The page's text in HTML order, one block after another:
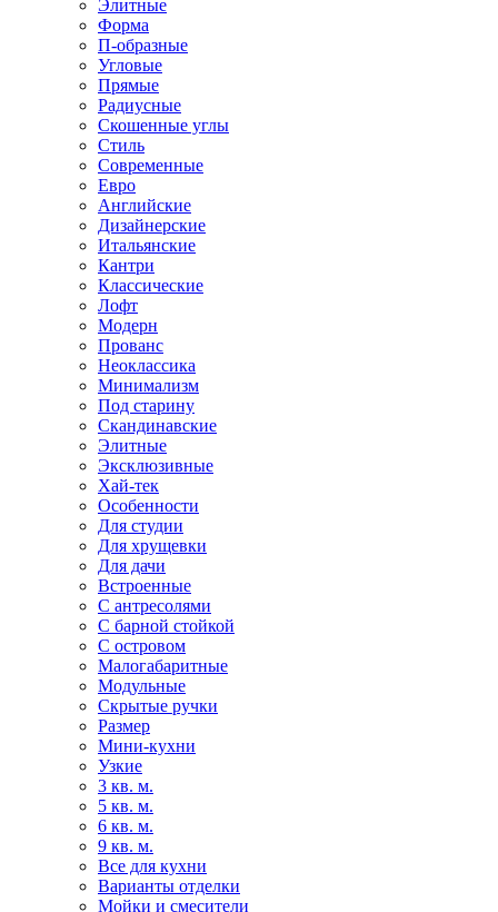
Элитные
Форма
П-образные
Угловые
Прямые
Радиусные
Скошенные углы
Стиль
Современные
Евро
Английские
Дизайнерские
Итальянские
Кантри
Классические
Лофт
Модерн
Прованс
Неоклассика
Минимализм
Под старину
Скандинавские
Элитные
Эксклюзивные
Хай-тек
Особенности
Для студии
Для хрущевки
Для дачи
Встроенные
С антресолями
С барной стойкой
С островом
Малогабаритные
Модульные
Скрытые ручки
Размер
Мини-кухни
Узкие
3 кв. м.
5 кв. м.
6 кв. м.
9 кв. м.
Все для кухни
Варианты отделки
Мойки и смесители